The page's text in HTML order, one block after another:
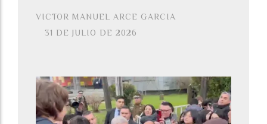
VICTOR MANUEL ARCE GARCIA
31 DE JULIO DE 2026